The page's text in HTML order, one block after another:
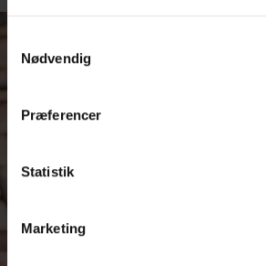
Nødvendig
Præferencer
Statistik
Marketing